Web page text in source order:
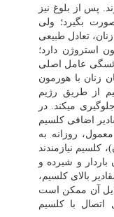
پس از بلوغ نیز
بگیرد؛ ولی
تعادل طبیعی
استروژن دارد؛
عامل اصلی
زنان با هورمون
از طریق رژیم
می‏کند. در
اضافی کلسیم
روزانه به
(در زنان)، کلسیم نیازمندند
در زنان باردار و شیرده و
بالای کلسیم،
آن ممکن است
اتصال با کلسیم